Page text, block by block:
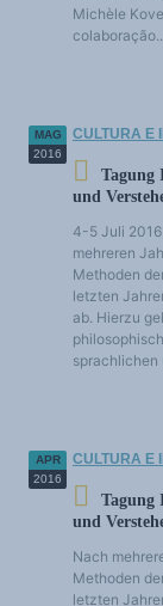
Michèle
MAG
2016
CULTURA E
Tagung
und
4-5 Juli
mehreren
Methoden
letzten
ab. Hierzu
sprachlichen
APR
2016
CULTURA E
Tagung
und
Nach
Methoden
letzten